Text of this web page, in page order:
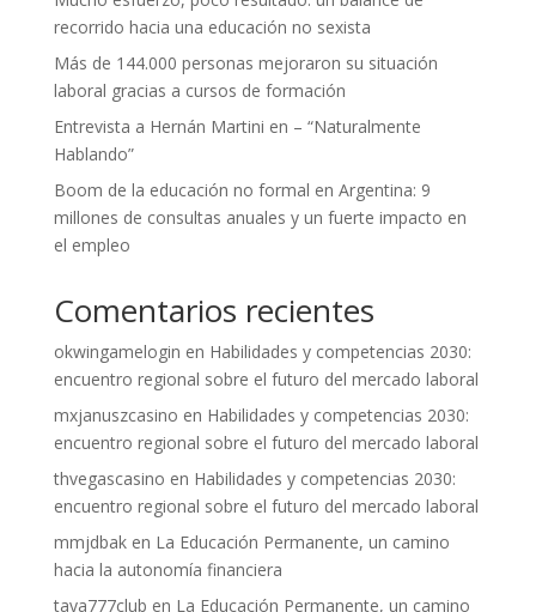
recorrido hacia una educación no sexista
Más de 144.000 personas mejoraron su situación
laboral gracias a cursos de formación
Entrevista a Hernán Martini en – “Naturalmente
Hablando”
Boom de la educación no formal en Argentina: 9
millones de consultas anuales y un fuerte impacto en
el empleo
Comentarios recientes
okwingamelogin en Habilidades y competencias 2030:
encuentro regional sobre el futuro del mercado laboral
mxjanuszcasino en Habilidades y competencias 2030:
encuentro regional sobre el futuro del mercado laboral
thvegascasino en Habilidades y competencias 2030:
encuentro regional sobre el futuro del mercado laboral
mmjdbaken La Educación Permanente, un camino
hacia la autonomía financiera
taya777club en La Educación Permanente, un camino